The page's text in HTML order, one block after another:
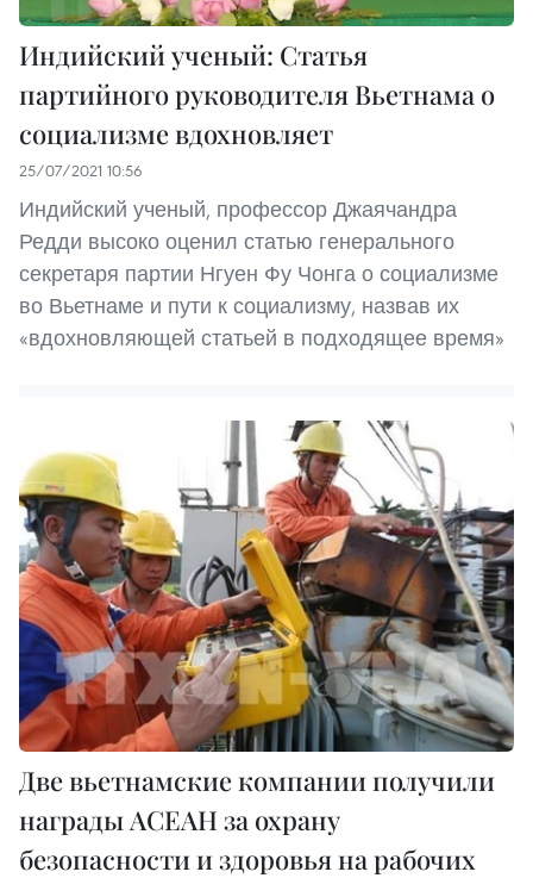
Индийский ученый: Статья
партийного руководителя Вьетнама о
социализме вдохновляет
25/07/2021 10:56
Индийский ученый, профессор Джаячандра
Редди высоко оценил статью генерального
секретаря партии Нгуен Фу Чонга о социализме
во Вьетнаме и пути к социализму, назвав их
«вдохновляющей статьей в подходящее время»
Две вьетнамские компании получили
награды АСЕАН за охрану
безопасности и здоровья на рабочих